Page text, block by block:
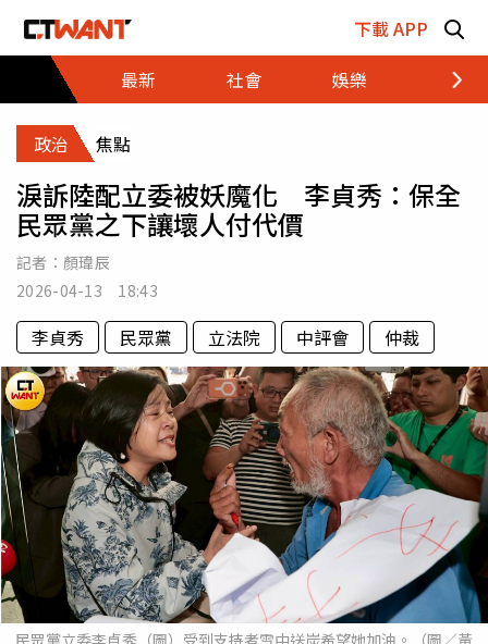
下載 APP
最新
社會 娛樂 財經
政治 焦點
淚訴陸配立委被妖魔化 李貞秀：保全
民眾黨之下讓壞人付代價
記者： 顏瑋辰
2026-04-13 18:43
李貞秀 民眾黨 立法院 中評會 仲裁